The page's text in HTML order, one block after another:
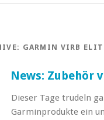
GARMIN VIRB
News: Zubehör
Dieser Tage trudeln
Garminprodukte ein